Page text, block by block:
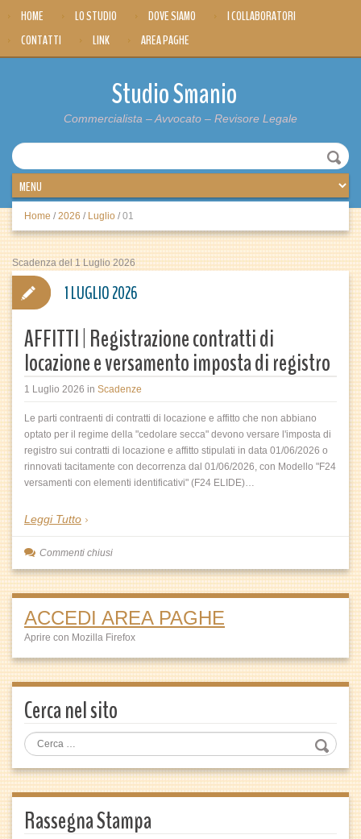
HOME LO STUDIO DOVE SIAMO
I COLLABORATORI
CONTATTI
LINK AREA PAGHE
Studio Smanio
Commercialista – Avvocato – Revisore Legale
Home / 2026 / Luglio / 01
Scadenza del 1 Luglio 2026
AFFITTI | Registrazione contratti di
locazione e versamento imposta di registro
1 Luglio 2026 in Scadenze
Le parti contraenti di contratti di locazione e affitto che non abbiano
optato per il regime della "cedolare secca" devono versare l'imposta di
registro sui contratti di locazione e affitto stipulati in data 01/06/2026 o
rinnovati tacitamente con decorrenza dal 01/06/2026, con Modello "F24
versamenti con elementi identificativi" (F24 ELIDE)…
Leggi Tutto
1 LUGLIO 2026
Commenti chiusi
ACCEDI AREA PAGHE
Aprire con Mozilla Firefox
Cerca nel sito
Rassegna Stampa